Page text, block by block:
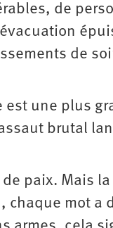
de
de
est une plus
brutal
paix. Mais
chaque mot a